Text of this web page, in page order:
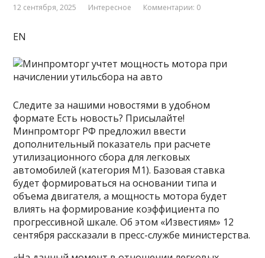
12 сентября, 2025 Интересное Комментарии: 0
EN
Следите за нашими новостями в удобном
формате Есть новость? Присылайте!
Минпромторг РФ предложил ввести
дополнительный показатель при расчете
утилизационного сбора для легковых
автомобилей (категория М1). Базовая ставка
будет формироваться на основании типа и
объема двигателя, а мощность мотора будет
влиять на формирование коэффициента по
прогрессивной шкале. Об этом «Известиям» 12
сентября рассказали в пресс-службе министерства.